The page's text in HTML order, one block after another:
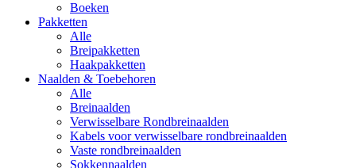
Boeken
Pakketten
Alle
Breipakketten
Haakpakketten
Naalden & Toebehoren
Alle
Breinaalden
Verwisselbare Rondbreinaalden
Kabels voor verwisselbare rondbreinaalden
Vaste rondbreinaalden
Sokkennaalden